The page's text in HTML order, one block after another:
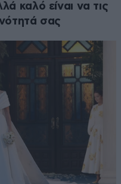
καλό είναι να τις
σας